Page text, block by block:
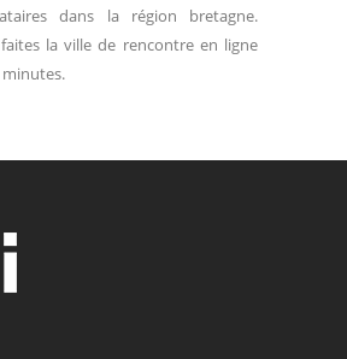
dans la région bretagne.
la ville de rencontre en ligne
minutes.